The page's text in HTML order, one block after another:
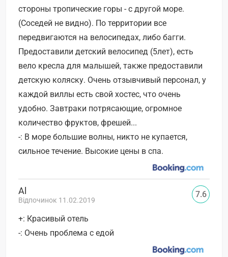
стороны тропические горы - с другой море.
(Соседей не видно). По территории все
передвигаются на велосипедах, либо багги.
Предоставили детский велосипед (5лет), есть
вело кресла для малышей, также предоставили
детскую коляску. Очень отзывчивый персонал, у
каждой виллы есть свой хостес, что очень
удобно. Завтраки потрясающие, огромное
количество фруктов, фрешей...
-: В море большие волны, никто не купается,
сильное течение. Высокие цены в спа.
Al
Відпочинок 11.02.2019
+: Красивый отель
-: Очень проблема с едой
7.6